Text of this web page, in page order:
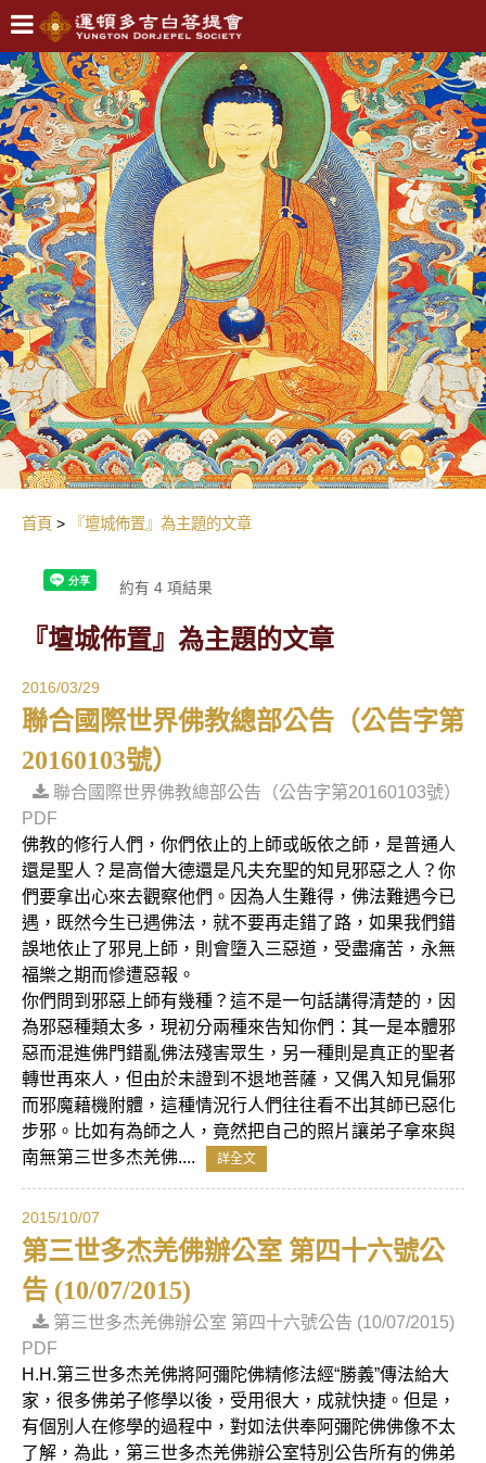
首頁 『壇城佈置』為主題的文章
『壇城佈置』為主題的文章
約有 4 項結果
2016/03/29
聯合國際世界佛教總部公告（公告字第
20160103號）
聯合國際世界佛教總部公告（公告字第20160103號）
PDF
佛教的修行人們，你們依止的上師或皈依之師，是普通人
還是聖人？是高僧大德還是凡夫充聖的知見邪惡之人？你
們要拿出心來去觀察他們。因為人生難得，佛法難遇今已
遇，既然今生已遇佛法，就不要再走錯了路，如果我們錯
誤地依止了邪見上師，則會墮入三惡道，受盡痛苦，永無
福樂之期而慘遭惡報。
你們問到邪惡上師有幾種？這不是一句話講得清楚的，因
為邪惡種類太多，現初分兩種來告知你們：其一是本體邪
惡而混進佛門錯亂佛法殘害眾生，另一種則是真正的聖者
轉世再來人，但由於未證到不退地菩薩，又偶入知見偏邪
而邪魔藉機附體，這種情況行人們往往看不出其師已惡化
步邪。比如有為師之人，竟然把自己的照片讓弟子拿來與
南無第三世多杰羌佛....
詳全文
2015/10/07
第三世多杰羌佛辦公室 第四十六號公
告 (10/07/2015)
第三世多杰羌佛辦公室 第四十六號公告 (10/07/2015)
PDF
H.H.第三世多杰羌佛將阿彌陀佛精修法經“勝義”傳法給大
家，很多佛弟子修學以後，受用很大，成就快捷。但是，
有個別人在修學的過程中，對如法供奉阿彌陀佛佛像不太
了解，為此，第三世多杰羌佛辦公室特別公告所有的佛弟